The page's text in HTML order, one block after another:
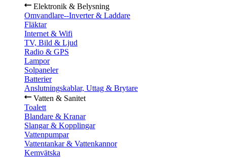
Elektronik & Belysning
Omvandlare--Inverter & Laddare
Fläktar
Internet & Wifi
TV, Bild & Ljud
Radio & GPS
Lampor
Solpaneler
Batterier
Anslutningskablar, Uttag & Brytare
Vatten & Sanitet
Toalett
Blandare & Kranar
Slangar & Kopplingar
Vattenpumpar
Vattentankar & Vattenkannor
Kemvätska